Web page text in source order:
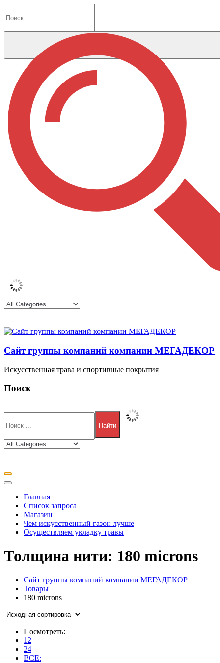
к
Сайт группы компаний компании МЕГАДЕКОР
Искусственная трава и спортивные покрытия
Поиск
Найти
Главная
Список запроса
Магазин
Чем искусственный газон лучше
Осуществляем укладку травы
Толщина нити: 180 microns
Сайт группы компаний компании МЕГАДЕКОР
Товары
180 microns
Посмотреть:
12
24
ВСЕ: